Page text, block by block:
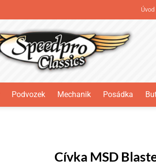
Úvod
Podvozek Mechanik Posádka
Cívka MSD